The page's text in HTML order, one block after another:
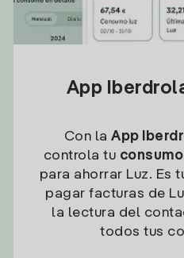
App
Con la App
controla tu
para ahorrar Luz. Es
pagar facturas de
la lectura del
todos tus